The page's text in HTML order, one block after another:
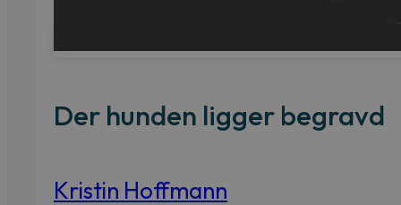
Der hunden ligger begravd
Kristin Hoffmann